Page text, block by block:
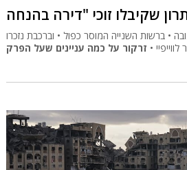
• ברשות השנייה המוסר כפול • וברכבת נזכרו
• זרקור על כמה עניינים שעל הפרק